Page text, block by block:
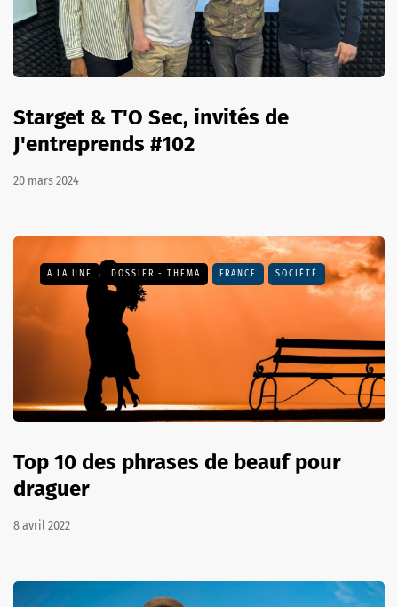
Starget & T'O Sec, invités de
J'entreprends #102
20 mars 2024
A LA UNE DOSSIER - THEMA FRANCE SOCIÉTÉ
Top 10 des phrases de beauf pour
draguer
8 avril 2022